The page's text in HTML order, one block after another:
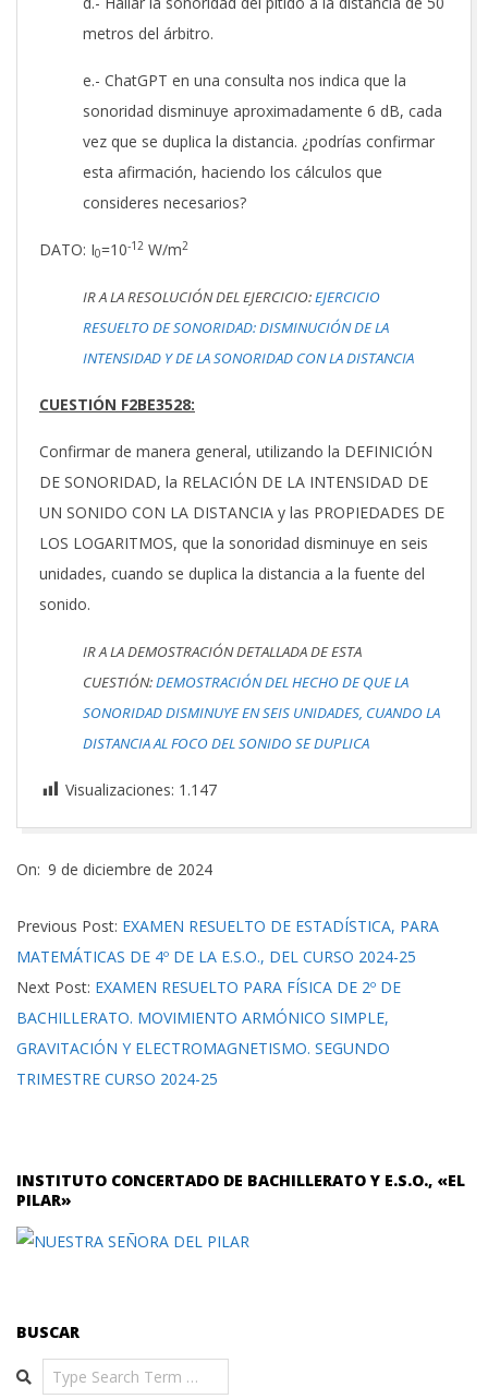
metros del árbitro.
e.- ChatGPT en una consulta nos indica que la
sonoridad disminuye aproximadamente 6 dB, cada
vez que se duplica la distancia. ¿podrías confirmar
esta afirmación, haciendo los cálculos que
consideres necesarios?
DATO: I0=10-12 W/m2
IR A LA RESOLUCIÓN DEL EJERCICIO:EJERCICIO
RESUELTO DE SONORIDAD: DISMINUCIÓN DE LA
INTENSIDAD Y DE LA SONORIDAD CON LA DISTANCIA
CUESTIÓN F2BE3528:
Confirmar de manera general, utilizando la DEFINICIÓN
DE SONORIDAD, la RELACIÓN DE LA INTENSIDAD DE
UN SONIDO CON LA DISTANCIA y las PROPIEDADES DE
LOS LOGARITMOS, que la sonoridad disminuye en seis
unidades, cuando se duplica la distancia a la fuente del
sonido.
IR A LA DEMOSTRACIÓN DETALLADA DE ESTA
CUESTIÓN:DEMOSTRACIÓN DEL HECHO DE QUE LA
SONORIDAD DISMINUYE EN SEIS UNIDADES, CUANDO LA
DISTANCIA AL FOCO DEL SONIDO SE DUPLICA
Visualizaciones: 1.147
12-
On: 9 de diciembre de 2024
Previous Post: EXAMEN RESUELTO DE ESTADÍSTICA, PARA
MATEMÁTICAS DE 4º DE LA E.S.O., DEL CURSO 2024-25
Next Post: EXAMEN RESUELTO PARA FÍSICA DE 2º DE
BACHILLERATO. MOVIMIENTO ARMÓNICO SIMPLE,
GRAVITACIÓN Y ELECTROMAGNETISMO. SEGUNDO
TRIMESTRE CURSO 2024-25
INSTITUTO CONCERTADO DE BACHILLERATO Y E.S.O., «EL
PILAR»
BUSCAR
Search